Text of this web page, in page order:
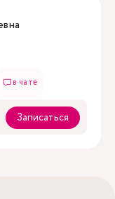
в чате
Записаться